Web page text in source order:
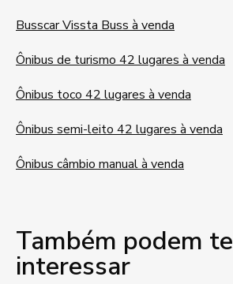
Busscar Vissta Buss à venda
Ônibus de turismo 42 lugares à venda
Ônibus toco 42 lugares à venda
Ônibus semi-leito 42 lugares à venda
Ônibus câmbio manual à venda
Também podem te
interessar